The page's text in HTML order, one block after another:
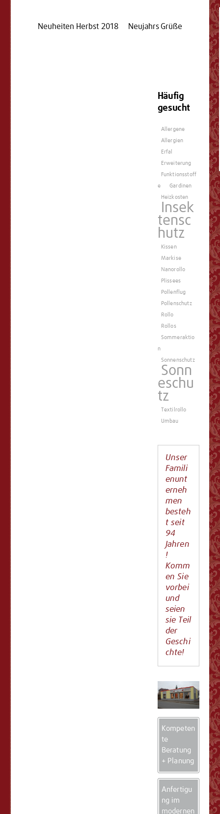
Neuheiten Herbst 2018 Neujahrs Grüße
Häufig
gesucht
Allergene
Allergien
Erfal
Erweiterung
Funktionsstoff
e Gardinen
Heizkosten
Insek
tensc
hutz
Kissen
Markise
Nanorollo
Plissees
Pollenflug
Pollenschutz
Rollo
Rollos
Sommeraktio
n
Sonnenschutz
Sonn
eschu
tz
Textilrollo
Umbau
Unser
Famili
enunt
erneh
men
besteh
t seit
94
Jahren
!
Komm
en Sie
vorbei
und
seien
sie Teil
der
Geschi
chte!
Kompeten
te
Beratung
+ Planung
Anfertigu
ng im
modernen